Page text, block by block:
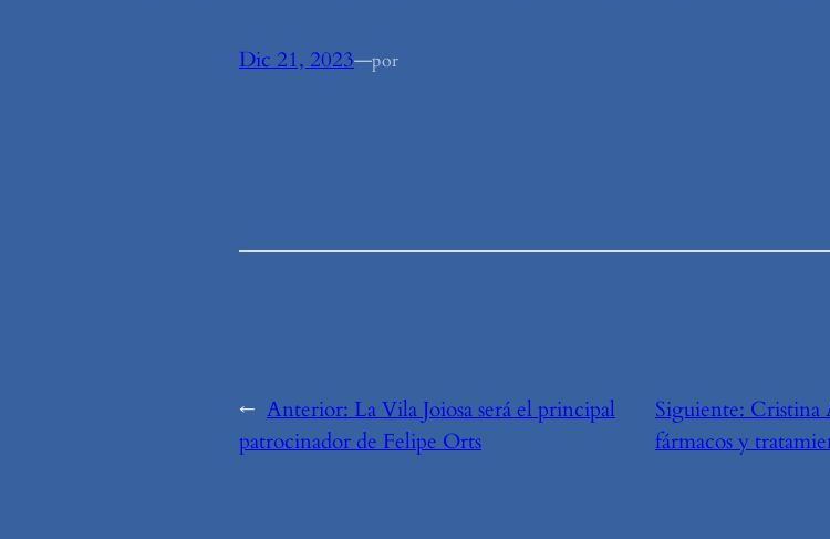
Dic 21, 2023—por
← Anterior: La Vila Joiosa será el principal
patrocinador de Felipe Orts
Siguiente: Cristina
fármacos y